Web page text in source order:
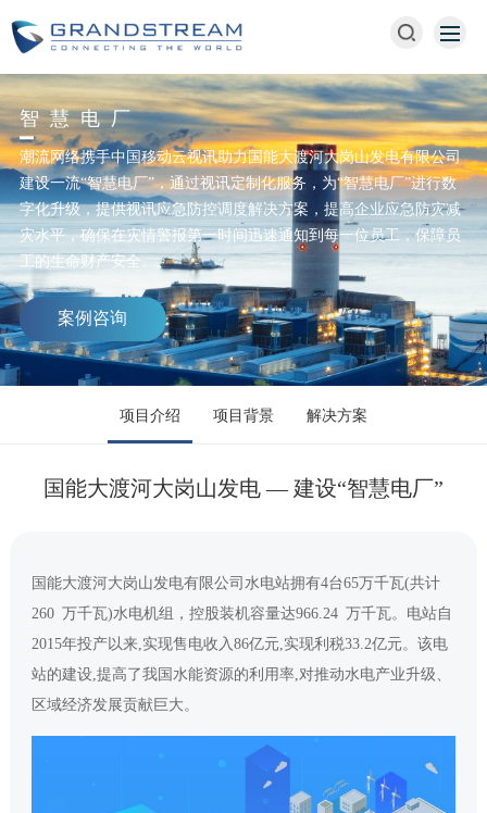
智慧电厂
潮流网络携手中国移动云视讯助力国能大渡河大岗山发电有限公司
建设一流“智慧电厂”，通过视讯定制化服务，为“智慧电厂”进行数
字化升级，提供视讯应急防控调度解决方案，提高企业应急防灾减
灾水平，确保在灾情警报第一时间迅速通知到每一位员工，保障员
工的生命财产安全。
案例咨询
项目介绍 项目背景 解决方案
国能大渡河大岗山发电 — 建设“智慧电厂”
国能大渡河大岗山发电有限公司水电站拥有4台65万千瓦(共计
260 万千瓦)水电机组，控股装机容量达966.24 万千瓦。电站自
2015年投产以来,实现售电收入86亿元,实现利税33.2亿元。该电
站的建设,提高了我国水能资源的利用率,对推动水电产业升级、
区域经济发展贡献巨大。